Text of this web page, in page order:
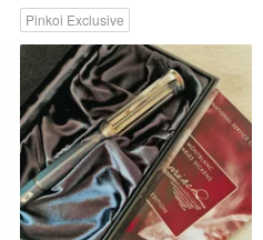
Pinkoi Exclusive